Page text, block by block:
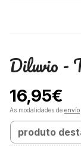
Diluvio -
16,95€
As modalidades de envío
produto